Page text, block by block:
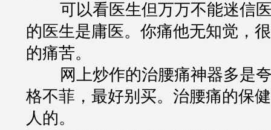
可以看医生但万万不能迷信
的医生是庸医。你痛他无知觉，
的痛苦。
网上炒作的治腰痛神器多是
格不菲，最好别买。治腰痛的保
人的。